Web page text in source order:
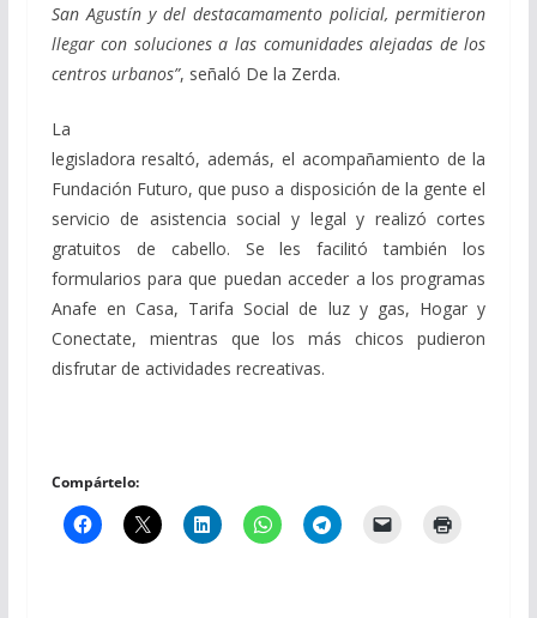
San Agustín y del destacamamento policial, permitieron
llegar con soluciones a las comunidades alejadas de los
centros urbanos”, señaló De la Zerda.
La
legisladora resaltó, además, el acompañamiento de la
Fundación Futuro, que puso a disposición de la gente el
servicio de asistencia social y legal y realizó cortes
gratuitos de cabello. Se les facilitó también los
formularios para que puedan acceder a los programas
Anafe en Casa, Tarifa Social de luz y gas, Hogar y
Conectate, mientras que los más chicos pudieron
disfrutar de actividades recreativas.
Compártelo: